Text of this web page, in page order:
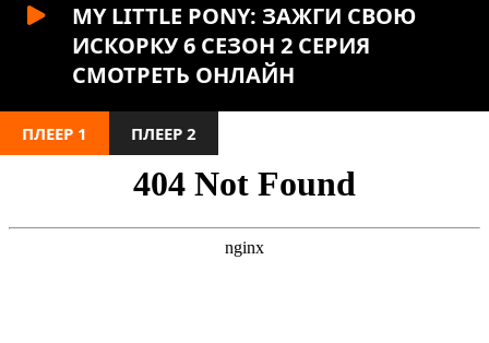
MY LITTLE PONY: ЗАЖГИ СВОЮ
ИСКОРКУ 6 СЕЗОН 2 СЕРИЯ
СМОТРЕТЬ ОНЛАЙН
ПЛЕЕР 1 ПЛЕЕР 2